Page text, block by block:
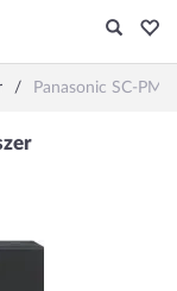
Panasonic SC-